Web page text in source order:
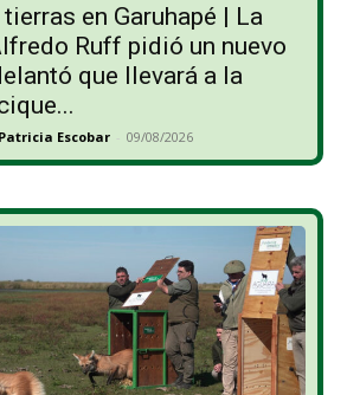
en Garuhapé | La
Ruff pidió un nuevo
que llevará a la
Patricia Escobar - 09/08/2026